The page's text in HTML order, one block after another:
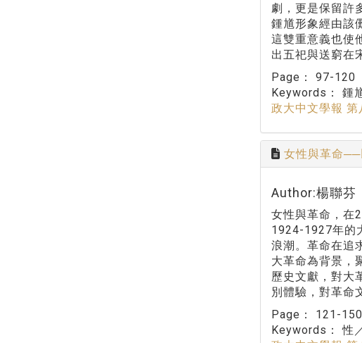
劇，更是保留許
鍾馗形象經由該
這雙重意義也使
出五祀與送窮在
Page： 97-120
Keywords： 鍾
政大中文學報 第
女性與革命
Author:楊聯芬
女性與革命，在
1924-1927年的
浪潮。革命在追
大革命為背景，
歷史文獻，對大
別體驗，對革命
Page： 121-150
Keywords：性